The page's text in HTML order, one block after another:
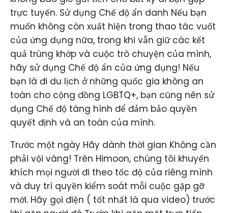
trực tuyến. Sử dụng Chế độ ẩn danh Nếu bạn
muốn không còn xuất hiện trong thao tác vuốt
của ứng dụng nữa, trong khi vẫn giữ các kết
quả trùng khớp và cuộc trò chuyện của mình,
hãy sử dụng Chế độ ẩn của ứng dụng! Nếu
bạn là đi du lịch ở những quốc gia không an
toàn cho cộng đồng LGBTQ+, bạn cũng nên sử
dụng Chế độ tàng hình để đảm bảo quyền
quyết định và an toàn của mình.
Trước một ngày Hãy dành thời gian Không cần
phải vội vàng! Trên Himoon, chúng tôi khuyến
khích mọi người đi theo tốc độ của riêng mình
và duy trì quyền kiểm soát mỗi cuộc gặp gỡ
mới. Hãy gọi điện ( tốt nhất là qua video) trước